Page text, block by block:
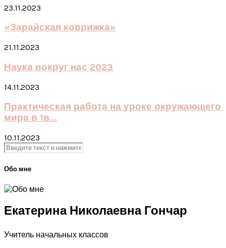
23.11.2023
«Зарайская коврижка»
21.11.2023
Наука вокруг нас 2023
14.11.2023
Практическая работа на уроке окружающего
мира в 1в...
10.11.2023
Обо мне
Екатерина Николаевна Гончар
Учитель начальных классов